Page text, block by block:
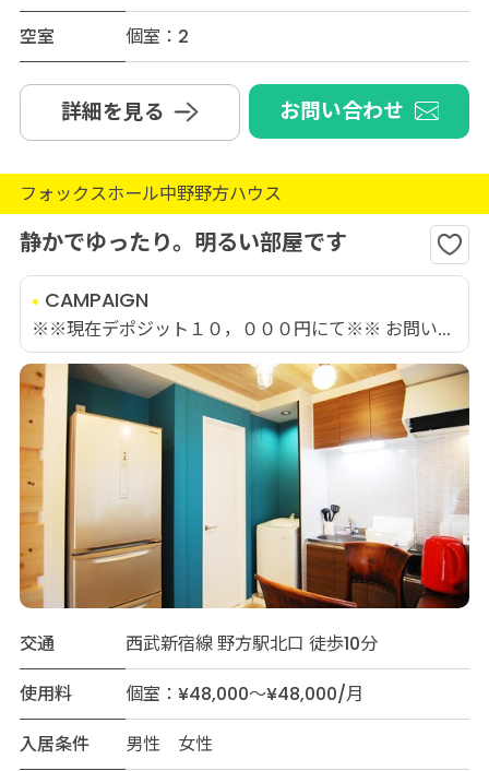
空室
個室：2
詳細を見る お問い合わせ
フォックスホール中野野方ハウス
静かでゆったり。明るい部屋です
CAMPAIGN
※※現在デポジット１０，０００円にて※※ お問い...
交通
西武新宿線 野方駅北口 徒歩10分
使用料
個室：¥48,000～¥48,000/月
入居条件
男性 女性